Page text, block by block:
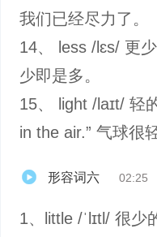
我们已经尽力了。
14、 less /lɛs/ 更
少即是多。
15、 light /laɪt/ 轻
in the air.” 气球很
形容词六 02:25
1、little /ˈlɪtl/ 很少